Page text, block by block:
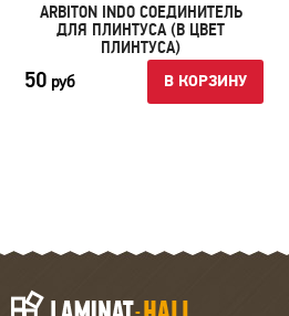
ARBITON INDO СОЕДИНИТЕЛЬ
ДЛЯ ПЛИНТУСА (В ЦВЕТ
ПЛИНТУСА)
50 руб В КОРЗИНУ